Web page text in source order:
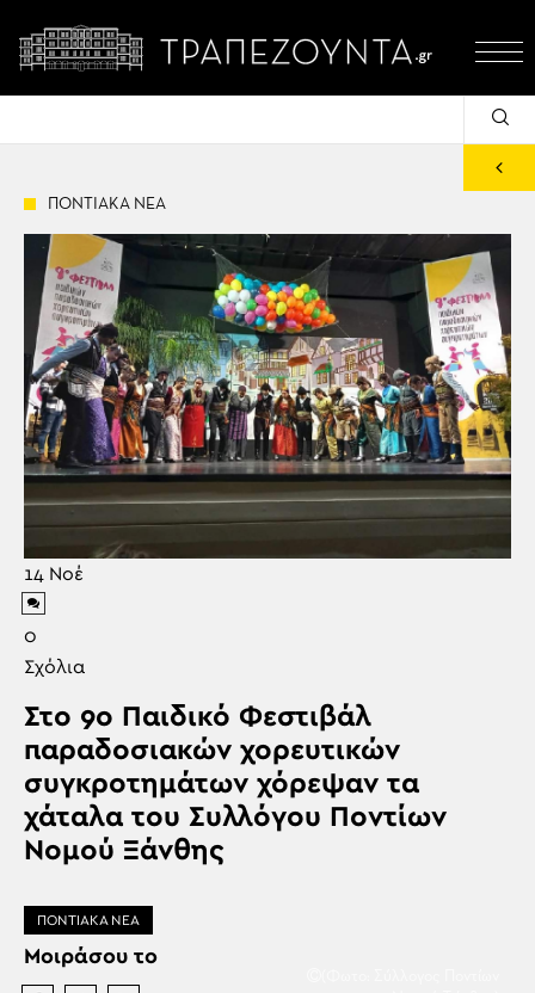
ΠΟΝΤΙΑΚΑ ΝΕΑ
14 Νοέ
0
Σχόλια
Στο 9ο Παιδικό Φεστιβάλ
παραδοσιακών χορευτικών
συγκροτημάτων χόρεψαν τα
χάταλα του Συλλόγου Ποντίων
Νομού Ξάνθης
ΠΟΝΤΙΑΚΑ ΝΕΑ
Μοιράσου το